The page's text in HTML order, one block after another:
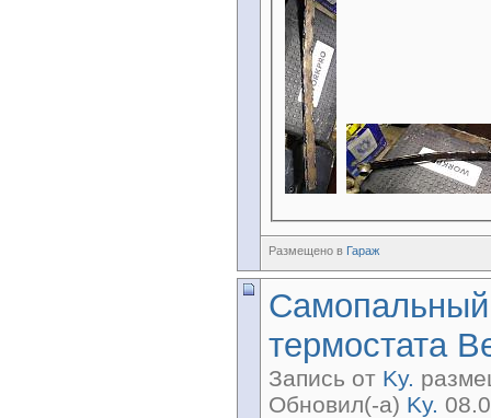
Размещено в Гараж
Самопальный
термостата
Запись от Ky.
Обновил(-а) Ky.